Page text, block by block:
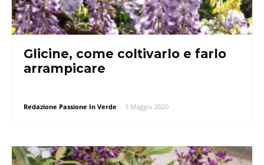
Glicine, come coltivarlo e farlo
arrampicare
Redazione Passione In Verde - 5 Maggio 2020